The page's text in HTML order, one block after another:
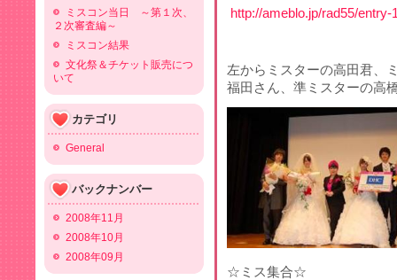
http://ameblo.jp/rad55/entry-
左からミスターの高田君、
福田さん、準ミスターの高
☆ミス集合☆
ミスコン当日 ～第１次、
２次審査編～
ミスコン結果
文化祭＆チケット販売につ
いて
カテゴリ
General
バックナンバー
2008年11月
2008年10月
2008年09月